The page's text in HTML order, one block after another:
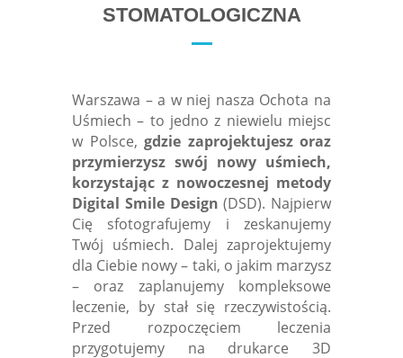
STOMATOLOGICZNA
Warszawa – a w niej nasza Ochota na
Uśmiech – to jedno z niewielu miejsc
w Polsce, gdzie zaprojektujesz oraz
przymierzysz swój nowy uśmiech,
korzystając z nowoczesnej metody
Digital Smile Design (DSD). Najpierw
Cię sfotografujemy i zeskanujemy
Twój uśmiech. Dalej zaprojektujemy
dla Ciebie nowy – taki, o jakim marzysz
– oraz zaplanujemy kompleksowe
leczenie, by stał się rzeczywistością.
Przed rozpoczęciem leczenia
przygotujemy na drukarce 3D